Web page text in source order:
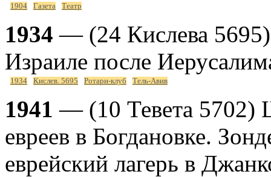
1904 Газета Театр
1934 — (24 Кислева 5695)
Израиле после
1934 Кислев. 5695 Ротари-клуб Тель-Авив
1941 — (10 Тевета 5702)
евреев в Богдановке.
еврейский лагерь в